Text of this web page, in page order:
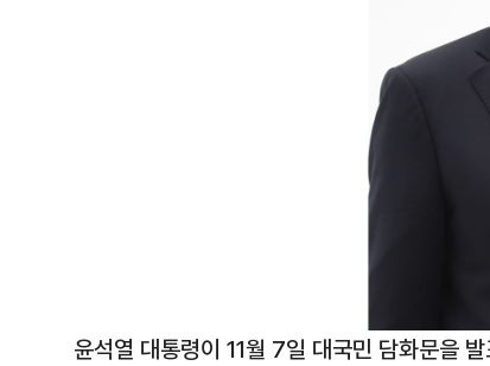
윤석열 대통령이 11월 7일 대국민 담화문을